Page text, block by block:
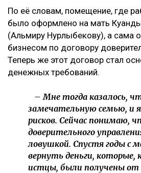
По её словам, помещение, где
было оформлено на мать
(Альмиру Нурлыбекову), а сама
бизнесом по договору
Теперь же этот договор стал
денежных требований.
– Мне тогда казалось,
замечательную семью, и я
рисков. Сейчас понимаю,
доверительного
ловушкой. Спустя годы с
вернуть деньги,
истцы, были получены от